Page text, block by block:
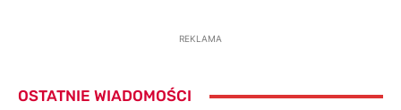
REKLAMA
OSTATNIE WIADOMOŚCI